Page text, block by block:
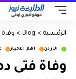
الرئيسية »
Blog
» وفاة
الاردن اهم الاخبار
وفاة فتى